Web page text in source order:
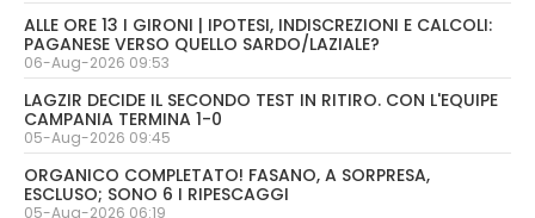
ALLE ORE 13 I GIRONI | IPOTESI, INDISCREZIONI E CALCOLI:
PAGANESE VERSO QUELLO SARDO/LAZIALE?
06-Aug-2026 09:53
LAGZIR DECIDE IL SECONDO TEST IN RITIRO. CON L'EQUIPE
CAMPANIA TERMINA 1-0
05-Aug-2026 09:45
ORGANICO COMPLETATO! FASANO, A SORPRESA,
ESCLUSO; SONO 6 I RIPESCAGGI
05-Aug-2026 06:19